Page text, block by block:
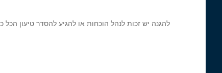
להגנה יש זכות לנהל הוכחות או להגיע להסדר טיעון